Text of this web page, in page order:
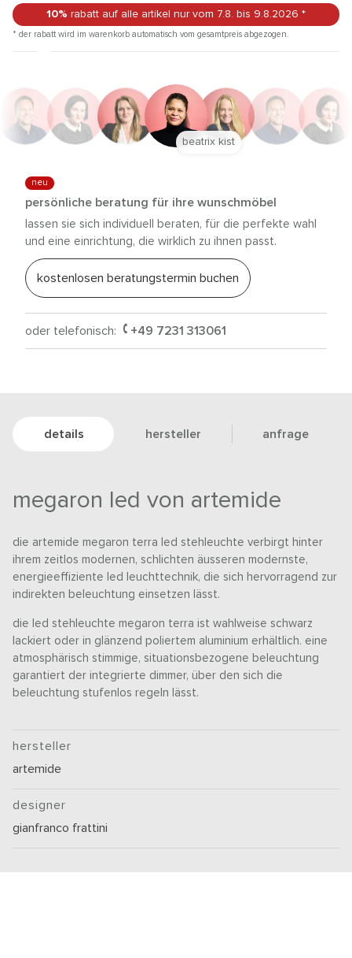
10% rabatt auf alle artikel nur vom 7.8. bis 9.8.2026 *
* der rabatt wird im warenkorb automatisch vom gesamtpreis abgezogen.
neu
persönliche beratung für ihre wunschmöbel
lassen sie sich individuell beraten, für die perfekte wahl
und eine einrichtung, die wirklich zu ihnen passt.
kostenlosen beratungstermin buchen
oder telefonisch: +49 7231 313061
beatrix kist
details hersteller anfrage
megaron led von artemide
die artemide megaron terra led stehleuchte verbirgt hinter
ihrem zeitlos modernen, schlichten äusseren modernste,
energieeffiziente led leuchttechnik, die sich hervorragend zur
indirekten beleuchtung einsetzen lässt.
die led stehleuchte megaron terra ist wahlweise schwarz
lackiert oder in glänzend poliertem aluminium erhältlich. eine
atmosphärisch stimmige, situationsbezogene beleuchtung
garantiert der integrierte dimmer, über den sich die
beleuchtung stufenlos regeln lässt.
hersteller
artemide
designer
gianfranco frattini